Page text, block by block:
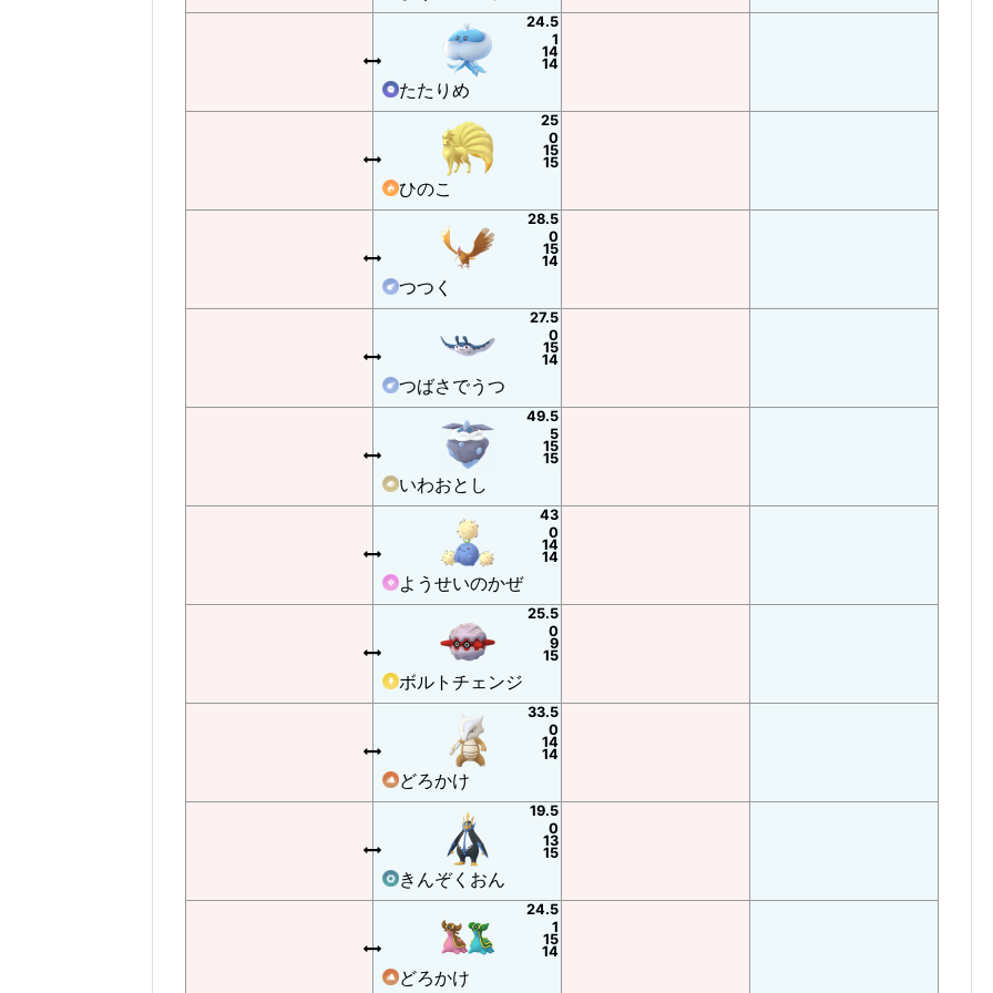
たたりめ
24.5
1
14
14
ひのこ
25
0
15
15
つつく
28.5
0
15
14
つばさでうつ
27.5
0
15
14
いわおとし
49.5
5
15
15
ようせいのかぜ
43
0
14
14
ボルトチェンジ
25.5
0
9
15
どろかけ
33.5
0
14
14
きんぞくおん
19.5
0
13
15
どろかけ
24.5
1
15
14